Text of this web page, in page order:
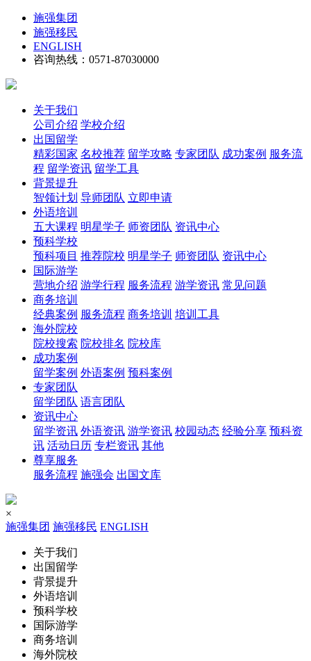
施强集团
施强移民
ENGLISH
咨询热线：0571-87030000
关于我们
公司介绍 学校介绍
出国留学
精彩国家 名校推荐 留学攻略 专家团队 成功案例 服务流
程 留学资讯 留学工具
背景提升
智领计划 导师团队 立即申请
外语培训
五大课程 明星学子 师资团队 资讯中心
预科学校
预科项目 推荐院校 明星学子 师资团队 资讯中心
国际游学
营地介绍 游学行程 服务流程 游学资讯 常见问题
商务培训
经典案例 服务流程 商务培训 培训工具
海外院校
院校搜索 院校排名 院校库
成功案例
留学案例 外语案例 预科案例
专家团队
留学团队 语言团队
资讯中心
留学资讯 外语资讯 游学资讯 校园动态 经验分享 预科资
讯 活动日历 专栏资讯 其他
尊享服务
服务流程 施强会 出国文库
×
施强集团 施强移民 ENGLISH
关于我们
出国留学
背景提升
外语培训
预科学校
国际游学
商务培训
海外院校